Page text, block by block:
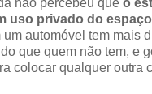
uso privado do
um automóvel tem mais
que quem não tem, e
colocar qualquer outra